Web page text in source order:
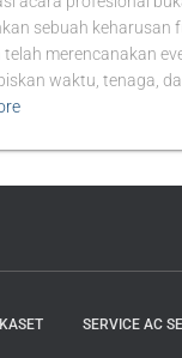
sebuah keharusan
merencanakan
waktu, tenaga,
SERVICE AC